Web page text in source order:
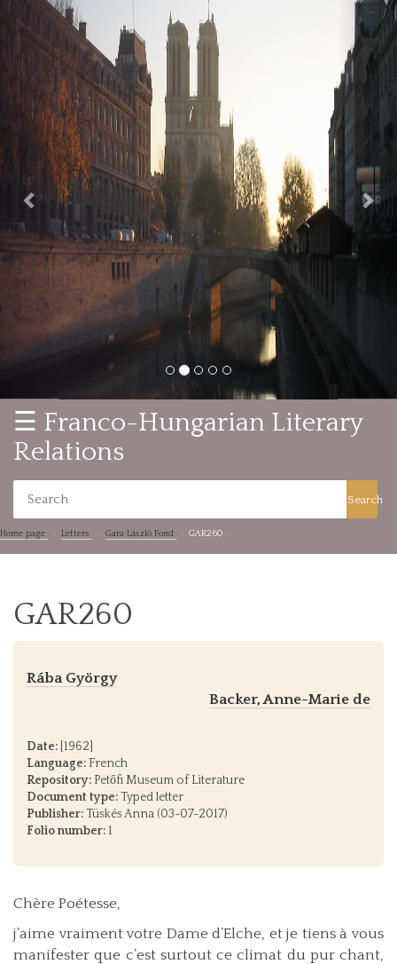
Previous
☰ Franco-Hungarian Literary
Relations
Search
Home page Letters Gara László Fond GAR260
GAR260
Rába György
Backer, Anne-Marie de
Date: [1962]
Language: French
Repository: Petőfi Museum of Literature
Document type: Typed letter
Publisher: Tüskés Anna (03-07-2017)
Folio number:1
Chère Poétesse,
j’aime vraiment votre Dame d’Elche, et je tiens à vous
manifester que c’est surtout ce climat du pur chant,